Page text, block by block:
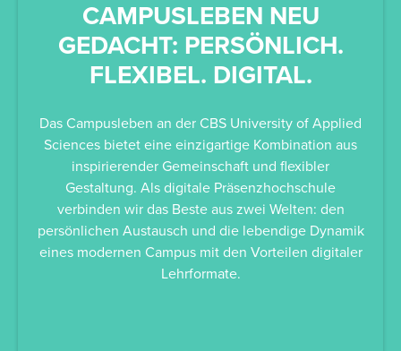
CAMPUSLEBEN NEU
GEDACHT: PERSÖNLICH.
FLEXIBEL. DIGITAL.
Das Campusleben an der CBS University of Applied
Sciences bietet eine einzigartige Kombination aus
inspirierender Gemeinschaft und flexibler
Gestaltung. Als digitale Präsenzhochschule
verbinden wir das Beste aus zwei Welten: den
persönlichen Austausch und die lebendige Dynamik
eines modernen Campus mit den Vorteilen digitaler
Lehrformate.